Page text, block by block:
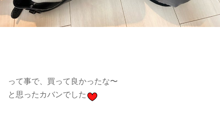
って事で、買って良かったな〜
と思ったカバンでした